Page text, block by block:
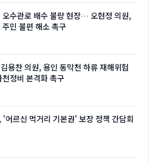
오수관로 배수 불량 현장… 오현정 의원,
주민 불편 해소 촉구
용찬 의원, 용인 동막천 하류 재해위험
정비 본격화 촉구
'어르신 먹거리 기본권' 보장 정책 간담회